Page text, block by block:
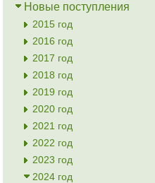
Новые поступления
2015 год
2016 год
2017 год
2018 год
2019 год
2020 год
2021 год
2022 год
2023 год
2024 год